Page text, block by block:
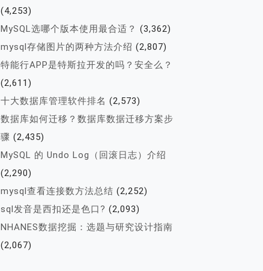
(4,253)
MySQL选哪个版本使用最合适？ (3,362)
mysql存储图片的两种方法介绍 (2,807)
特能行APP是特斯拉开发的吗？安全么？
(2,611)
十大数据库管理软件排名 (2,573)
数据库如何迁移？数据库数据迁移方案步
骤 (2,435)
MySQL 的 Undo Log（回滚日志）介绍
(2,290)
mysql查看连接数方法总结 (2,252)
sql发音是西扣还是色口? (2,093)
NHANES数据挖掘：选题与研究设计指南
(2,067)